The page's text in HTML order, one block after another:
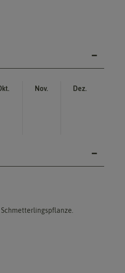
Nov. Dez.